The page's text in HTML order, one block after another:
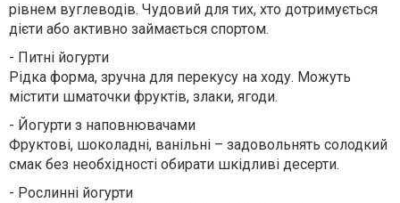
рівнем вуглеводів. Чудовий для тих, хто дотримується
дієти або активно займається спортом.
- Питні йогурти
Рідка форма, зручна для перекусу на ходу. Можуть
містити шматочки фруктів, злаки, ягоди.
- Йогурти з наповнювачами
Фруктові, шоколадні, ванільні – задовольнять солодкий
смак без необхідності обирати шкідливі десерти.
- Рослинні йогурти